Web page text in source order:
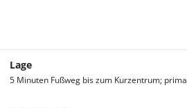
Lage
5 Minuten Fußweg bis zum Kurzentrum; prima